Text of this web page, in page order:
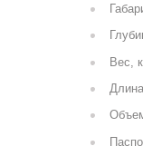
Вес,